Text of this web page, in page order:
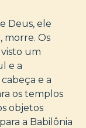
Deus, ele
morre. Os
visto um
e a
e a
os templos
objetos
a Babilônia